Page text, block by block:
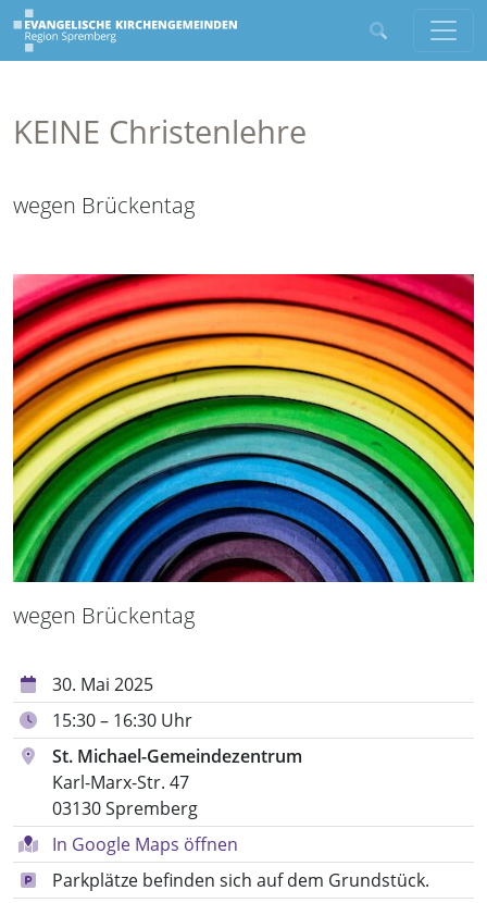
KEINE Christenlehre
wegen Brückentag
wegen Brückentag
30. Mai 2025
15:30 – 16:30 Uhr
St. Michael-Gemeindezentrum
Karl-Marx-Str. 47
03130 Spremberg
In Google Maps öffnen
Parkplätze befinden sich auf dem Grundstück.